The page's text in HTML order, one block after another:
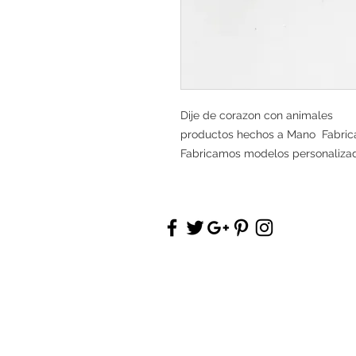
Dije de corazon con animales
productos hechos a Mano
Fabricamos modelos